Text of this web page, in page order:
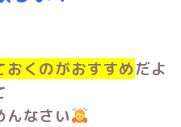
おくのがおすすめだよ
んなさい